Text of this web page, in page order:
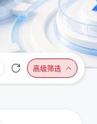
高级筛选